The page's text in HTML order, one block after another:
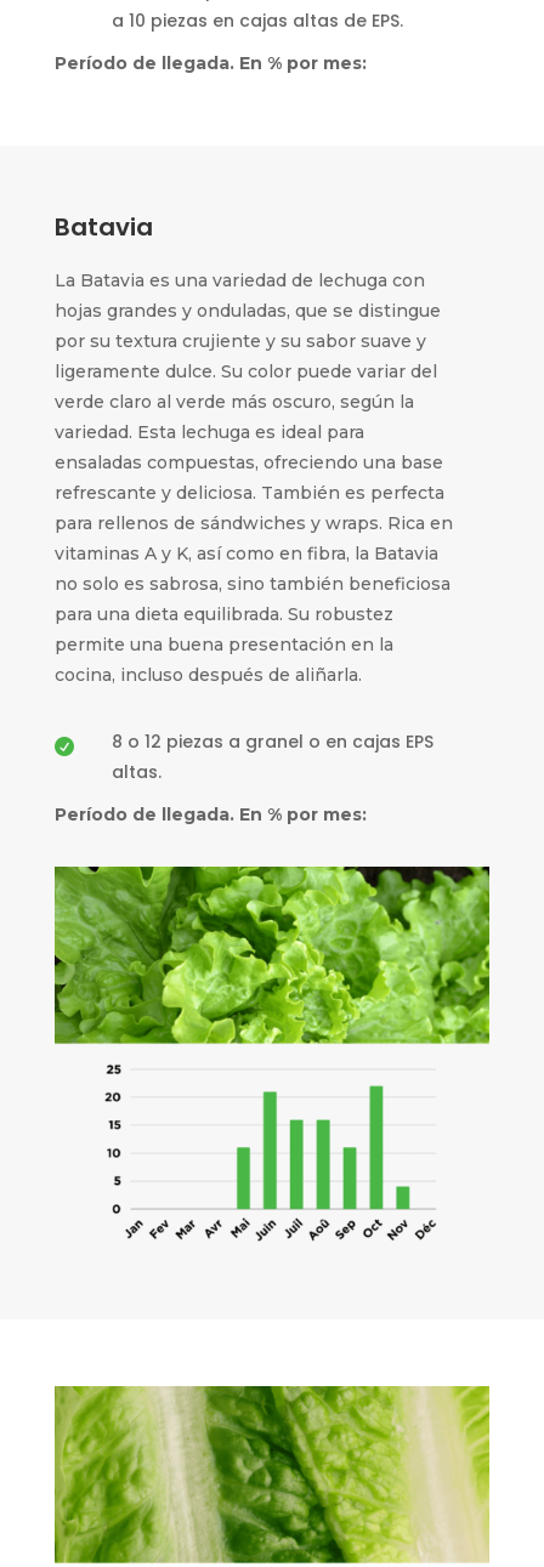
a 10 piezas en cajas altas de EPS.
Período de llegada. En % por mes:
Batavia
La Batavia es una variedad de lechuga con
hojas grandes y onduladas, que se distingue
por su textura crujiente y su sabor suave y
ligeramente dulce. Su color puede variar del
verde claro al verde más oscuro, según la
variedad. Esta lechuga es ideal para
ensaladas compuestas, ofreciendo una base
refrescante y deliciosa. También es perfecta
para rellenos de sándwiches y wraps. Rica en
vitaminas A y K, así como en fibra, la Batavia
no solo es sabrosa, sino también beneficiosa
para una dieta equilibrada. Su robustez
permite una buena presentación en la
cocina, incluso después de aliñarla.

8 o 12 piezas a granel o en cajas EPS
altas.
Período de llegada. En % por mes: